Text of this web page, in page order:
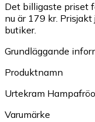
Det billigaste priset
nu är 179 kr. Prisjakt
butiker.
Grundläggande
Produktnamn
Urtekram
Varumärke